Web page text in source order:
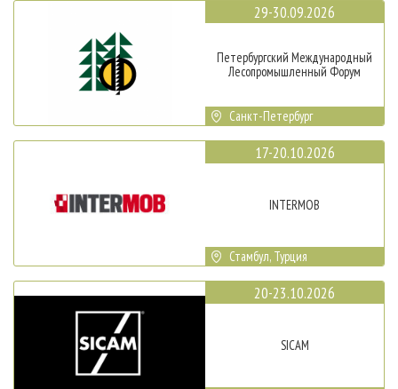
29-30.09.2026
Петербургский Международный
Лесопромышленный Форум
Санкт-Петербург
17-20.10.2026
INTERMOB
Стамбул, Турция
20-23.10.2026
SICAM